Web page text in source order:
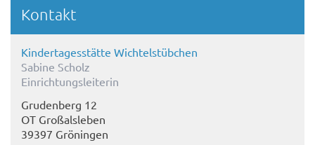
Kontakt
Kindertagesstätte Wichtelstübchen
Sabine Scholz
Einrichtungsleiterin
Grudenberg 12
OT Großalsleben
39397 Gröningen